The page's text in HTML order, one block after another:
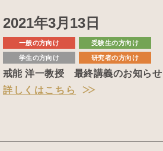
2021年3月13日
一般の方向け 受験生の方向け
学生の方向け 研究者の方向け
戒能 洋一教授 最終講義のお知らせ
詳しくはこちら